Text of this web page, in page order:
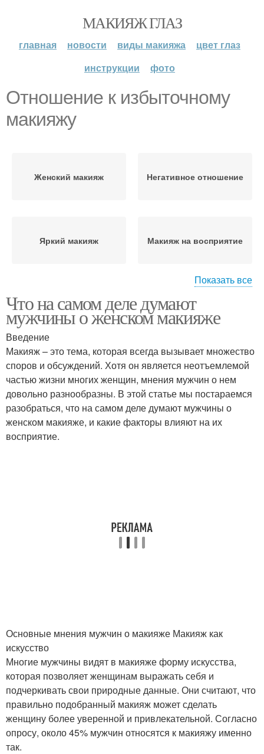
МАКИЯЖ ГЛАЗ
главная новости виды макияжа
цвет глаз
инструкции
фото
Отношение к избыточному
макияжу
Женский макияж Негативное отношение
Яркий макияж Макияж на восприятие
Макияж на то Естественный макияж
Показать все
Что на самом деле думают
мужчины о женском макияже
Введение
Макияж – это тема, которая всегда вызывает множество
споров и обсуждений. Хотя он является неотъемлемой
частью жизни многих женщин, мнения мужчин о нем
довольно разнообразны. В этой статье мы постараемся
разобраться, что на самом деле думают мужчины о
женском макияже, и какие факторы влияют на их
восприятие.
Основные мнения мужчин о макияже Макияж как
искусство
Многие мужчины видят в макияже форму искусства,
которая позволяет женщинам выражать себя и
подчеркивать свои природные данные. Они считают, что
правильно подобранный макияж может сделать
женщину более уверенной и привлекательной. Согласно
опросу, около 45% мужчин относятся к макияжу именно
так.